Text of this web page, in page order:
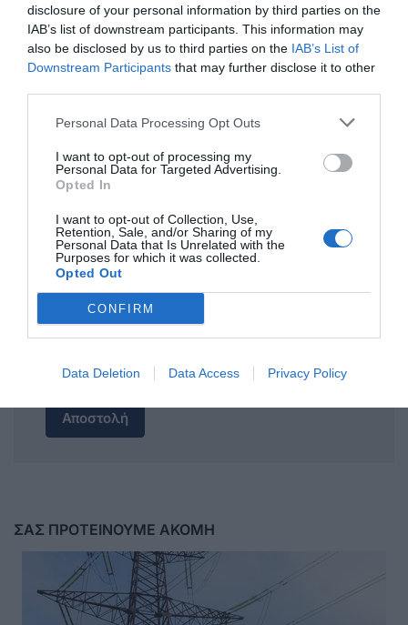
disclosure of your personal information by third parties on the
IAB’s list of downstream participants. This information may
also be disclosed by us to third parties on the IAB’s List of
Downstream Participants that may further disclose it to other
Personal Data Processing Opt Outs
I want to opt-out of processing my
Personal Data for Targeted Advertising.
Opted In
I want to opt-out of Collection, Use,
Retention, Sale, and/or Sharing of my
Personal Data that Is Unrelated with the
Purposes for which it was collected.
Opted Out
CONFIRM
Data Deletion Data Access Privacy Policy
ΟΝΟΜΑ
ΣΧΟΛΙΟ
Αποστολή
ΣΑΣ ΠΡΟΤΕΙΝΟΥΜΕ ΑΚΟΜΗ